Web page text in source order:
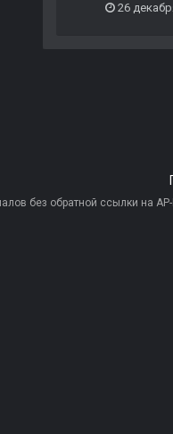
26
без обратной ссылки на